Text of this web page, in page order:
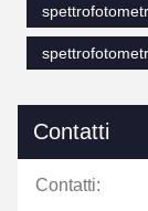
Contatti
Contatti: